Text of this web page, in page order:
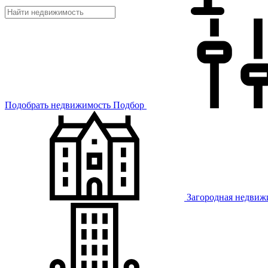
Подобрать недвижимость Подбор
Загородная